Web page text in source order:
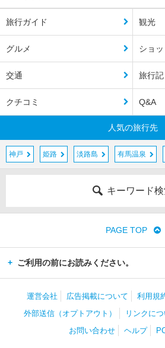
旅行ガイド 観光
グルメ ショ
交通 旅行記
クチコミ Q&A
人気の旅行先
神戸 姫路 淡路島 有馬温泉
キーワード
PAGE TOP
ご利用の前にお読みください。
運営会社 広告掲載について 利用規
外部送信（オプトアウト）
リンクに
お問い合わせ
ヘルプ